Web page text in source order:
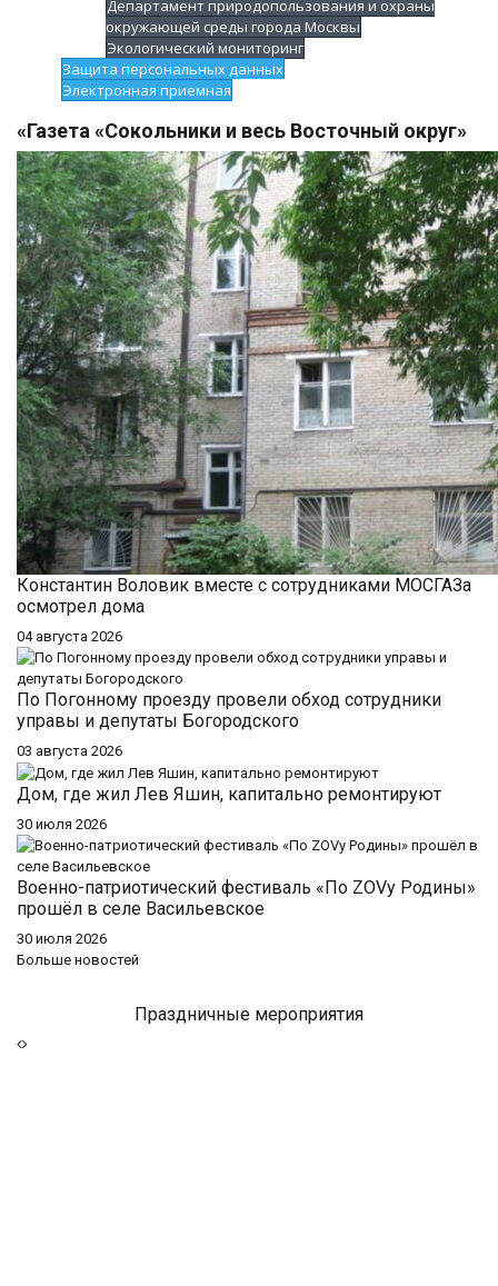
Департамент природопользования и охраны
окружающей среды города Москвы
Экологический мониторинг
Защита персональных данных
Электронная приемная
«Газета «Сокольники и весь Восточный округ»
Константин Воловик вместе с сотрудниками МОСГАЗа
осмотрел дома
04 августа 2026
По Погонному проезду провели обход сотрудники
управы и депутаты Богородского
03 августа 2026
Дом, где жил Лев Яшин, капитально ремонтируют
30 июля 2026
Военно-патриотический фестиваль «По ZOVу Родины»
прошёл в селе Васильевское
30 июля 2026
Больше новостей
Праздничные мероприятия